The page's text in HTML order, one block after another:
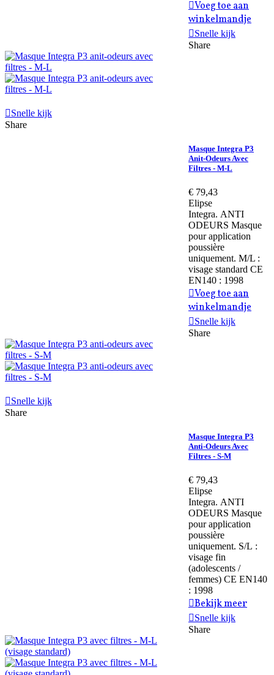
Voeg toe aan
winkelmandje
Snelle kijk
Share
Snelle kijk
Share
Masque Integra P3
Anit-Odeurs Avec
Filtres - M-L
€ 79,43
Elipse
Integra. ANTI
ODEURS Masque
pour application
poussière
uniquement. M/L :
visage standard CE
EN140 : 1998
Voeg toe aan
winkelmandje
Snelle kijk
Share
Snelle kijk
Share
Masque Integra P3
Anti-Odeurs Avec
Filtres - S-M
€ 79,43
Elipse
Integra. ANTI
ODEURS Masque
pour application
poussière
uniquement. S/L :
visage fin
(adolescents /
femmes) CE EN140
: 1998
Bekijk meer
Snelle kijk
Share